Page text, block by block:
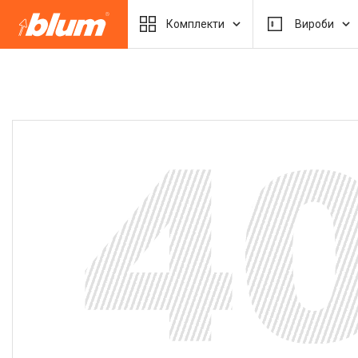
Комплекти Вироби